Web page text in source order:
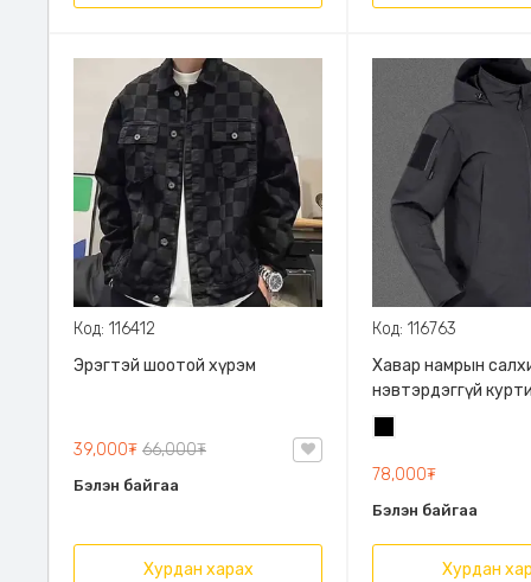
Код: 116412
Эрэгтэй шоотой хүрэм
39,000₮ 66,000₮
Бэлэн байгаа
Хурдан харах
Код: 116763
Хавар намрын
нэвтэрдэггүй
загварын
Эрэгтэй куртик
эрэгтэй хүрэм
78,000₮
Бэлэн байгаа
Хурдан